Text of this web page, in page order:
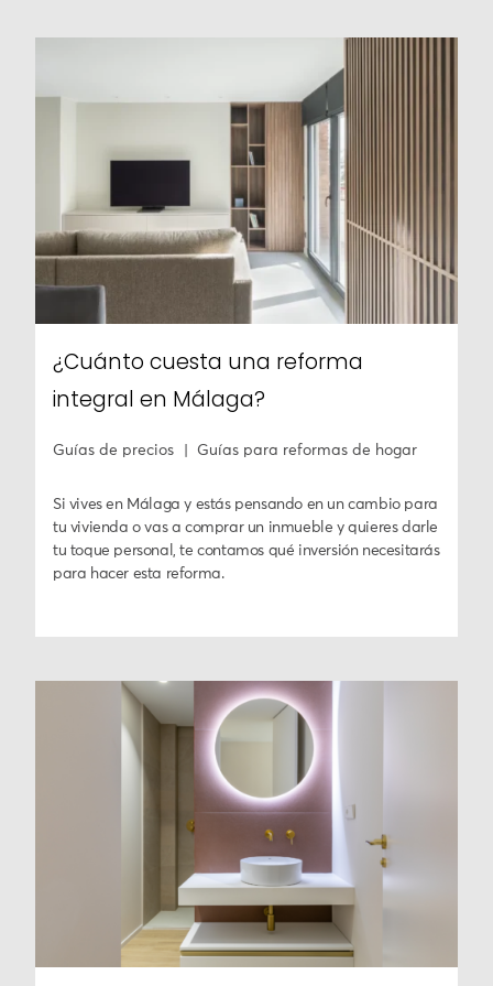
¿Cuánto cuesta una reforma
integral en Málaga?
Guías de precios Guías para reformas de hogar
Si vives en Málaga y estás pensando en un cambio para
tu vivienda o vas a comprar un inmueble y quieres darle
tu toque personal, te contamos qué inversión necesitarás
para hacer esta reforma.